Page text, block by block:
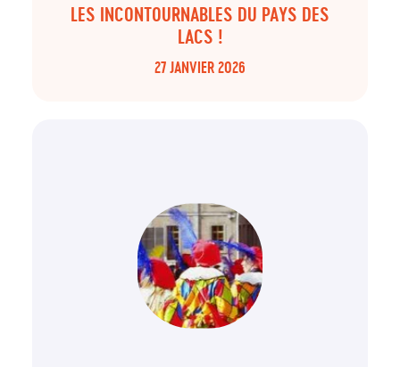
27 JANVIER 2026
LES INCONTOURNABLES DU PAYS DES
LACS !